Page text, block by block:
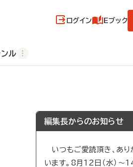
ログイン Eブック
ル
編集長からのお知らせ
いつもご愛読頂き、あり
います。8月12日（水）～